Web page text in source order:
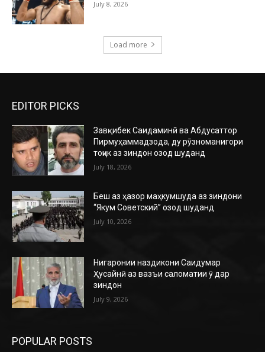
July 8, 2026
Load more
EDITOR PICKS
Завқибек Саидаминӣ ва Абдусаттор
Пирмуҳаммадзода, ду рӯзноманигори
тоҷик аз зиндон озод шуданд
July 18, 2026
Беш аз ҳазор маҳкумшуда аз зиндони
“Якум Советский” озод шуданд
July 10, 2026
Нигаронии наздикони Саидумар
Ҳусайнӣ аз вазъи саломатии ӯ дар
зиндон
July 9, 2026
POPULAR POSTS